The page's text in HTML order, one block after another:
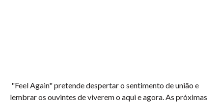
"Feel Again" pretende despertar o sentimento de união e
lembrar os ouvintes de viverem o aqui e agora. As próximas